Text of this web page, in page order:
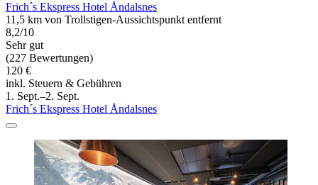
Frich´s Ekspress Hotel Åndalsnes
11,5 km von Trollstigen-Aussichtspunkt entfernt
8,2/10
Sehr gut
(227 Bewertungen)
120 €
inkl. Steuern & Gebühren
1. Sept.–2. Sept.
Frich´s Ekspress Hotel Åndalsnes